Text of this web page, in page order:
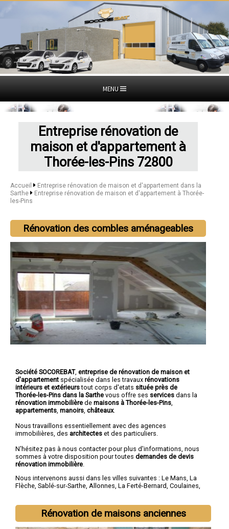
MENU
Entreprise rénovation de
maison et d'appartement à
Thorée-les-Pins 72800
Accueil
Entreprise rénovation de maison et d'appartement dans la
Sarthe
Entreprise rénovation de maison et d'appartement à Thorée-
les-Pins
Rénovation des combles aménageables
Société SOCOREBAT, entreprise de rénovation de maison et
d'appartement spécialisée dans les travaux rénovations
intérieurs et extérieurstout corps d'etats située près de
Thorée-les-Pins dans la Sarthe vous offre ses services dans la
rénovation immobilière de maisons à Thorée-les-Pins
appartements manoirs châteaux.
Nous travaillons essentiellement avec des agences
immobilières, des architectes et des particuliers.
N'hésitez pas à nous contacter pour plus d'informations, nous
sommes à votre disposition pour toutes demandes de devis
rénovation immobilière
Nous intervenons aussi dans les villes suivantes : Le Mans, La
Flèche, Sablé-sur-Sarthe, Allonnes, La Ferté-Bernard, Coulaines,
Rénovation de maisons anciennes